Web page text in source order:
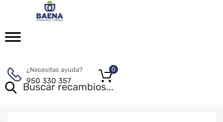
¿Necesitas ayuda?
950 330 357
0